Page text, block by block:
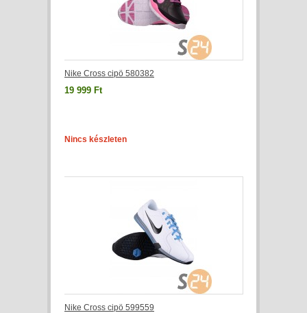
Nike Cross cipö 580382
19 999 Ft
Nincs készleten
Nike Cross cipö 599559